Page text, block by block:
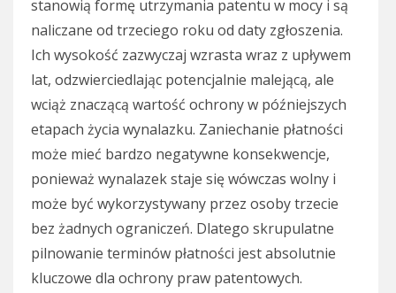
stanowią formę utrzymania patentu w mocy i są
naliczane od trzeciego roku od daty zgłoszenia.
Ich wysokość zazwyczaj wzrasta wraz z upływem
lat, odzwierciedlając potencjalnie malejącą, ale
wciąż znaczącą wartość ochrony w późniejszych
etapach życia wynalazku. Zaniechanie płatności
może mieć bardzo negatywne konsekwencje,
ponieważ wynalazek staje się wówczas wolny i
może być wykorzystywany przez osoby trzecie
bez żadnych ograniczeń. Dlatego skrupulatne
pilnowanie terminów płatności jest absolutnie
kluczowe dla ochrony praw patentowych.